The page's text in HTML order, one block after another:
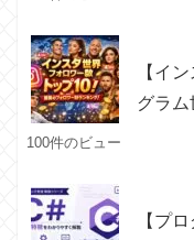
【イ
グラム
100件のビュー
【プ